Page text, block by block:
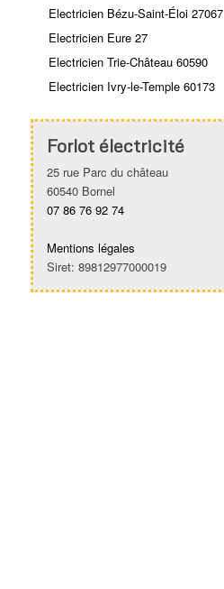
Electricien Bézu-Saint-Éloi 27067
Electricien Eure 27
Electricien Trie-Château 60590
Electricien Ivry-le-Temple 60173
Forlot électricité
25 rue Parc du château
60540 Bornel
07 86 76 92 74
Mentions légales
Siret: 89812977000019